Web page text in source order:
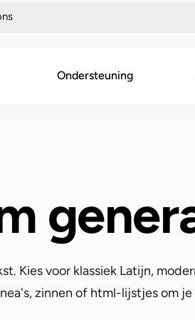
Ondersteuning
Kies voor klassiek Latijn,
zinnen of html-lijstjes om